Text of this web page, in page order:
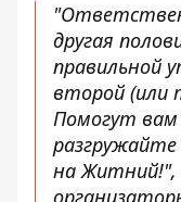
другая
правильной
второй (или
Помогут
на Житний!",